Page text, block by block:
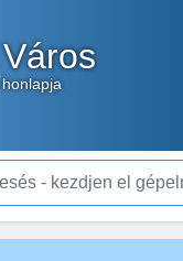
- kezdjen el gépelni...